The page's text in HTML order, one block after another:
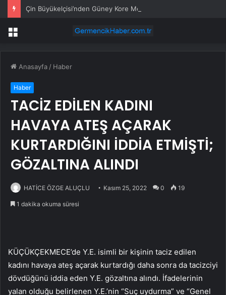
Çin Büyükelçisi’nden Güney Kore Medyasına Uyarı
Menü
Anasayfa / Haber
Haber
TACİZ EDİLEN KADINI
HAVAYA ATEŞ AÇARAK
KURTARDIĞINI İDDİA ETMİŞTİ;
GÖZALTINA ALINDI
HATİCE ÖZGE ALUÇLU Kasım 25, 2022 0 19
1 dakika okuma süresi
KÜÇÜKÇEKMECE’de Y.E. isimli bir kişinin taciz edilen
kadını havaya ateş açarak kurtardığı daha sonra da tacizciyi
dövdüğünü iddia eden Y.E. gözaltına alındı. İfadelerinin
yalan olduğu belirlenen Y.E.’nin “Suç uydurma” ve “Genel